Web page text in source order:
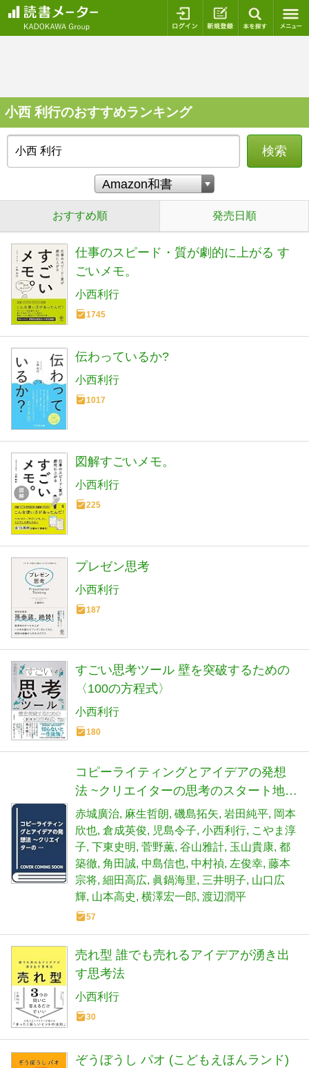
ログイン 新規登録
小西 利行のおすすめランキング
検索
おすすめ順 発売日順
仕事のスピード・質が劇的に上がる す
ごいメモ。
小西利行
1745
伝わっているか?
小西利行
1017
図解すごいメモ。
小西利行
225
プレゼン思考
小西利行
187
すごい思考ツール 壁を突破するための
〈100の方程式〉
小西利行
180
コピーライティングとアイデアの発想
法 ~クリエイターの思考のスタート地点
~
赤城廣治 麻生哲朗 磯島拓矢 岩田純平 岡本
欣也 倉成英俊 児島令子 小西利行 こやま淳
子 下東史明 菅野薫 谷山雅計 玉山貴康 都
築徹 角田誠 中島信也 中村禎 左俊幸 藤本
宗将 細田高広 眞鍋海里 三井明子 山口広
輝 山本高史 横澤宏一郎 渡辺潤平
57
売れ型 誰でも売れるアイデアが湧き出
す思考法
小西利行
30
ぞうぼうし パオ (こどもえほんランド)